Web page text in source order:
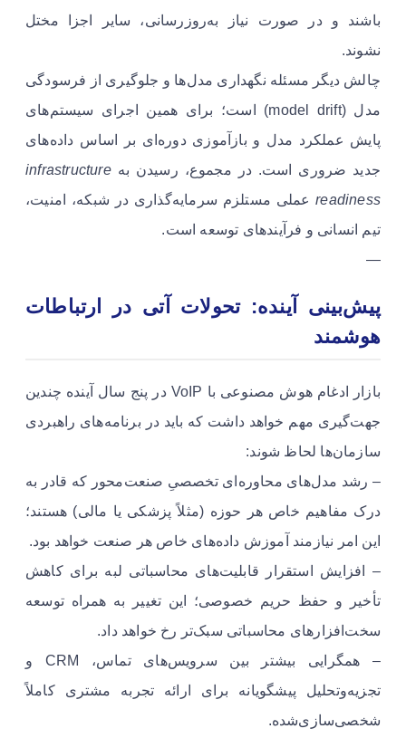
باشند و در صورت نیاز به‌روزرسانی، سایر اجزا مختل
نشوند.
چالش دیگر مسئله نگهداری مدل‌ها و جلوگیری از فرسودگی
مدل (model drift) است؛ برای همین اجرای سیستم‌های
پایش عملکرد مدل و بازآموزی دوره‌ای بر اساس داده‌های
جدید ضروری است. در مجموع، رسیدن بهinfrastructure
readinessعملی مستلزم سرمایه‌گذاری در شبکه، امنیت،
تیم انسانی و فرآیندهای توسعه است.
—
پیش‌بینی آینده: تحولات آتی در ارتباطات
هوشمند
بازار ادغام هوش مصنوعی با VoIP در پنج سال آینده چندین
جهت‌گیری مهم خواهد داشت که باید در برنامه‌های راهبردی
سازمان‌ها لحاظ شوند:
– رشد مدل‌های محاوره‌ای تخصصیِ صنعت‌محور که قادر به
درک مفاهیم خاص هر حوزه (مثلاً پزشکی یا مالی) هستند؛
این امر نیازمند آموزش داده‌های خاص هر صنعت خواهد بود.
– افزایش استقرار قابلیت‌های محاسباتی لبه برای کاهش
تأخیر و حفظ حریم خصوصی؛ این تغییر به همراه توسعه
سخت‌افزارهای محاسباتی سبک‌تر رخ خواهد داد.
– همگرایی بیشتر بین سرویس‌های تماس، CRM و
تجزیه‌وتحلیل پیشگویانه برای ارائه تجربه مشتری کاملاً
شخصی‌سازی‌شده.